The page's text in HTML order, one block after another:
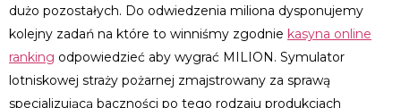
dużo pozostałych. Do odwiedzenia miliona dysponujemy
kolejny zadań na które to winniśmy zgodnie kasyna online
ranking odpowiedzieć aby wygrać MILION. Symulator
lotniskowej straży pożarnej zmajstrowany za sprawą
specjalizującą baczności po tego rodzaju produkcjach